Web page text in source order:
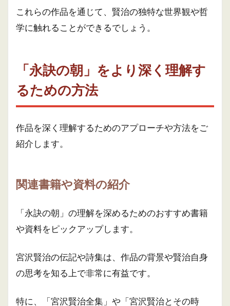
これらの作品を通じて、賢治の独特な世界観や哲
学に触れることができるでしょう。
「永訣の朝」をより深く理解す
るための方法
作品を深く理解するためのアプローチや方法をご
紹介します。
関連書籍や資料の紹介
「永訣の朝」の理解を深めるためのおすすめ書籍
や資料をピックアップします。
宮沢賢治の伝記や詩集は、作品の背景や賢治自身
の思考を知る上で非常に有益です。
特に、「宮沢賢治全集」や「宮沢賢治とその時